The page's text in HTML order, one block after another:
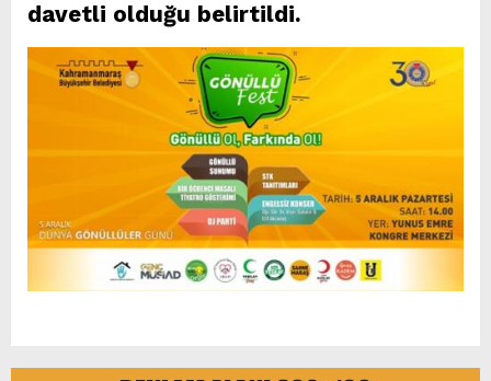
davetli olduğu belirtildi.